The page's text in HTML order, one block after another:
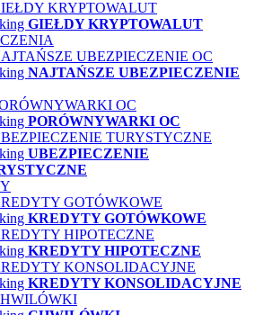
GIEŁDY KRYPTOWALUT
NAJTAŃSZE UBEZPIECZENIE
PORÓWNYWARKI OC
UBEZPIECZENIE
KREDYTY GOTÓWKOWE
KREDYTY HIPOTECZNE
KREDYTY KONSOLIDACYJNE